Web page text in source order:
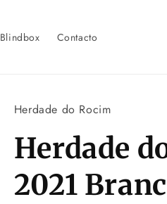
Blindbox Contacto
Herdade do Rocim
Herdade
2021